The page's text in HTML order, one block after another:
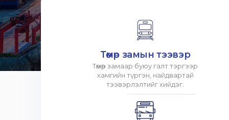
Төмөр замын тээвэр
Төмөр замаар буюу галт тэргээр
хамгийн түргэн, найдвартай
тээвэрлэлтийг хийдэг.